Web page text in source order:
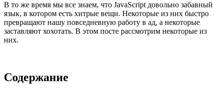
В то же время мы все знаем, что JavaScript довольно забавный
язык, в котором есть хитрые вещи. Некоторые из них быстро
превращают нашу повседневную работу в ад, а некоторые
заставляют хохотать. В этом посте рассмотрим некоторые из
них.
Содержание